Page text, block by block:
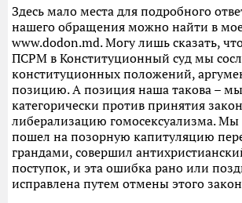
Здесь мало места для подробного
нашего обращения можно найти в
www.dodon.md. Могу лишь сказать,
ПСРМ в Конституционный суд мы
конституционных положений,
позицию. А позиция наша такова –
категорически против принятия
либерализацию гомосексуализма.
пошел на позорную капитуляцию
грандами, совершил
поступок, и эта ошибка рано или
исправлена путем отмены этого